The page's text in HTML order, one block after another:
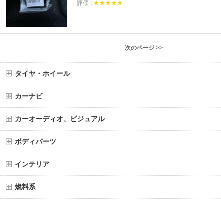
評価 : ★★★★★
次のページ >>
タイヤ・ホイール
カーナビ
カーオーディオ、ビジュアル
ボディパーツ
インテリア
燃料系